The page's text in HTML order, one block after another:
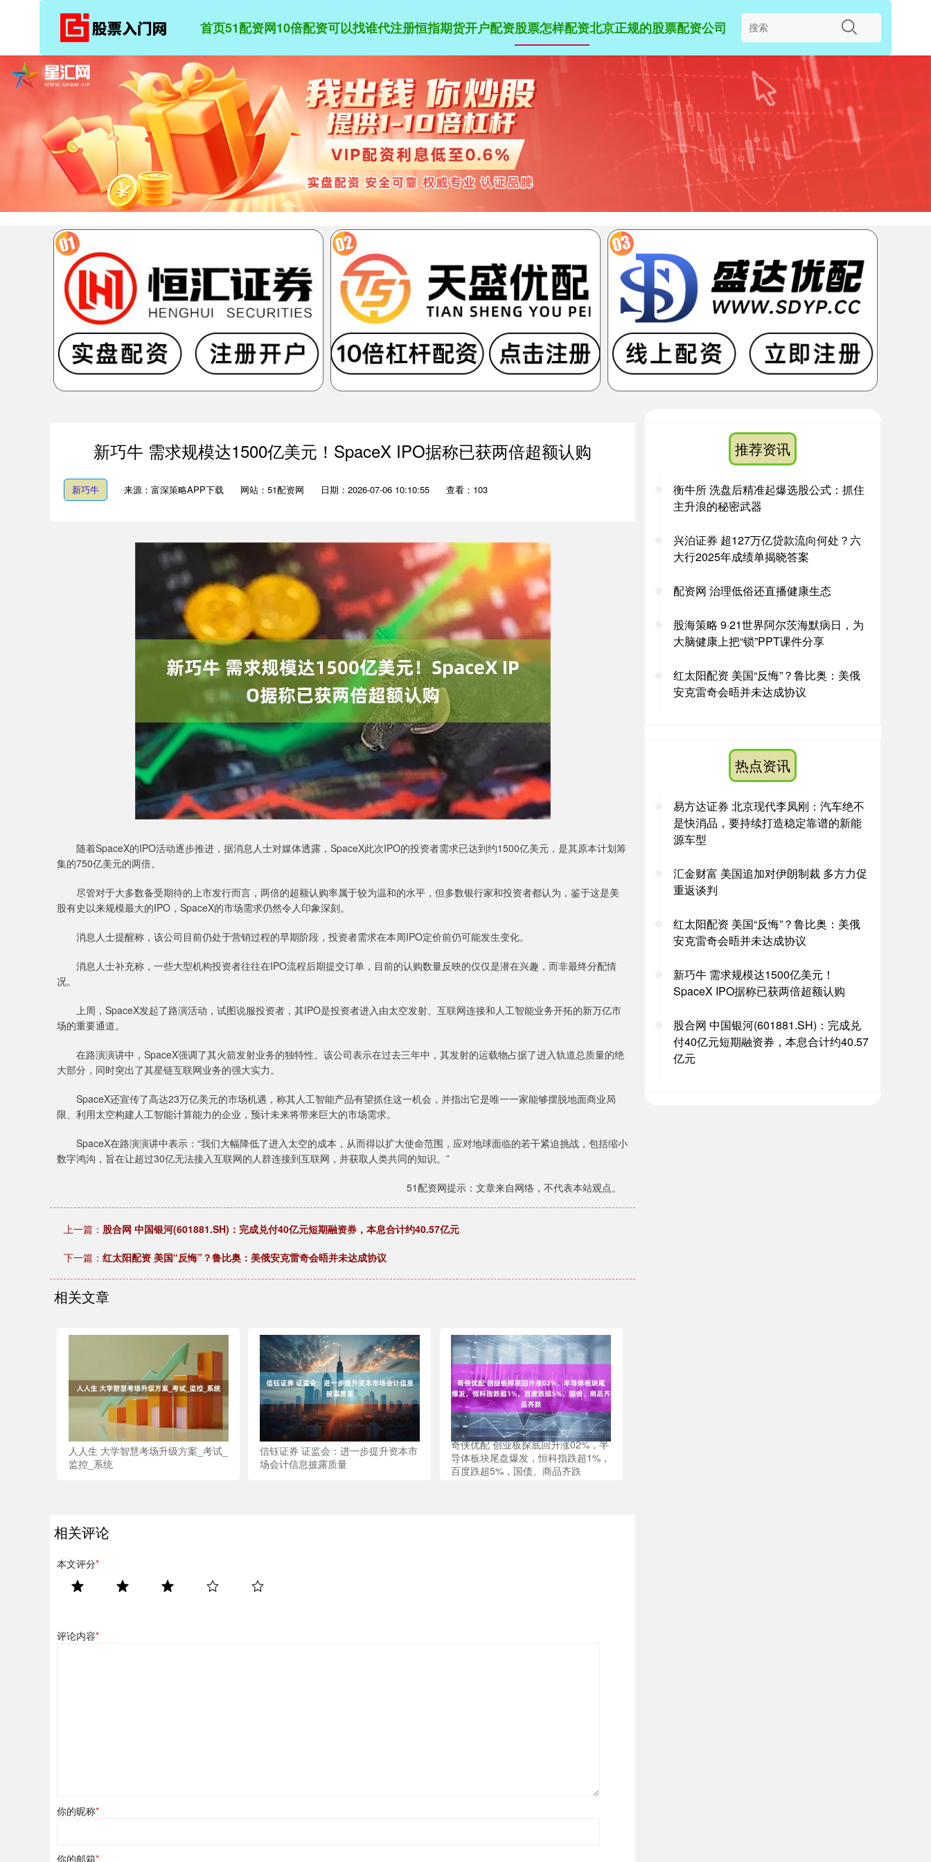
首页51配资网10倍配资可以找谁代注册恒指期货开户配资股票怎样配资北京正规的股票配资公司
新巧牛 需求规模达1500亿美元！SpaceX IPO据称已获两倍超额认购
新巧牛 来源：富深策略APP下载 网站：51配资网 日期：2026-07-06 10:10:55 查看：103
随着SpaceX的IPO活动逐步推进，据消息人士对媒体透露，SpaceX此次IPO的投资者需求已达到约1500亿美元，是其原本计划筹
集的750亿美元的两倍。
尽管对于大多数备受期待的上市发行而言，两倍的超额认购率属于较为温和的水平，但多数银行家和投资者都认为，鉴于这是美
股有史以来规模最大的IPO，SpaceX的市场需求仍然令人印象深刻。
消息人士提醒称，该公司目前仍处于营销过程的早期阶段，投资者需求在本周IPO定价前仍可能发生变化。
消息人士补充称，一些大型机构投资者往往在IPO流程后期提交订单，目前的认购数量反映的仅仅是潜在兴趣，而非最终分配情
况。
上周，SpaceX发起了路演活动，试图说服投资者，其IPO是投资者进入由太空发射、互联网连接和人工智能业务开拓的新万亿市
场的重要通道。
在路演演讲中，SpaceX强调了其火箭发射业务的独特性。该公司表示在过去三年中，其发射的运载物占据了进入轨道总质量的绝
大部分，同时突出了其星链互联网业务的强大实力。
SpaceX还宣传了高达23万亿美元的市场机遇，称其人工智能产品有望抓住这一机会，并指出它是唯一一家能够摆脱地面商业局
限、利用太空构建人工智能计算能力的企业，预计未来将带来巨大的市场需求。
SpaceX在路演演讲中表示：“我们大幅降低了进入太空的成本，从而得以扩大使命范围，应对地球面临的若干紧迫挑战，包括缩小
数字鸿沟，旨在让超过30亿无法接入互联网的人群连接到互联网，并获取人类共同的知识。”
51配资网提示：文章来自网络，不代表本站观点。
上一篇： 股合网 中国银河(601881.SH)：完成兑付40亿元短期融资券，本息合计约40.57亿元
下一篇： 红太阳配资 美国“反悔”？鲁比奥：美俄安克雷奇会晤并未达成协议
相关文章
人人生 大学智慧考场升级方案_考试_
监控_系统
信钰证券 证监会：进一步提升资本市
场会计信息披露质量
奇侠优配 创业板探底回升涨02%，半
导体板块尾盘爆发，恒科指跌超1%，
百度跌超5%，国债、商品齐跌
相关评论
本文评分*
评论内容*
你的昵称*
你的邮箱*
推荐资讯
衡牛所 洗盘后精准起爆选股公式：抓住
主升浪的秘密武器
兴泊证券 超127万亿贷款流向何处？六
大行2025年成绩单揭晓答案
配资网 治理低俗还直播健康生态
股海策略 9·21世界阿尔茨海默病日，为
大脑健康上把“锁”PPT课件分享
红太阳配资 美国“反悔”？鲁比奥：美俄
安克雷奇会晤并未达成协议
热点资讯
易方达证券 北京现代李凤刚：汽车绝不
是快消品，要持续打造稳定靠谱的新能
源车型
汇金财富 美国追加对伊朗制裁 多方力促
重返谈判
红太阳配资 美国“反悔”？鲁比奥：美俄
安克雷奇会晤并未达成协议
新巧牛 需求规模达1500亿美元！
SpaceX IPO据称已获两倍超额认购
股合网 中国银河(601881.SH)：完成兑
付40亿元短期融资券，本息合计约40.57
亿元